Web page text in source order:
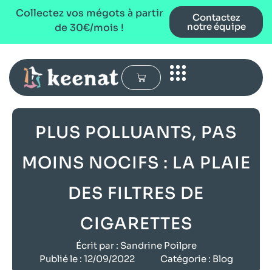
Collectez vos mégots à partir
de 30€/mois !
Contactez
notre équipe
PLUS POLLUANTS, PAS
MOINS NOCIFS : LA PLAIE
DES FILTRES DE
CIGARETTES
Écrit par : Sandrine Poilpre
Publié le : 12/09/2022 Catégorie : Blog